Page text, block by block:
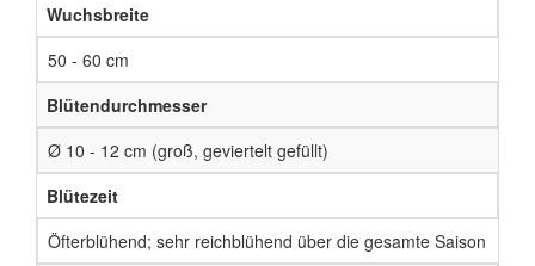
Wuchsbreite
50 - 60 cm
Blütendurchmesser
Ø 10 - 12 cm (groß, geviertelt gefüllt)
Blütezeit
Öfterblühend; sehr reichblühend über die gesamte Saison